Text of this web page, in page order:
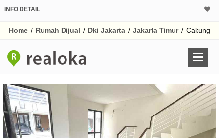
INFO DETAIL
Home / Rumah Dijual / Dki Jakarta / Jakarta Timur / Cakung
Harga Rp